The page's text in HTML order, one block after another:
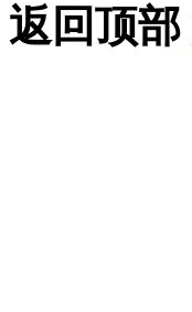
返回顶部